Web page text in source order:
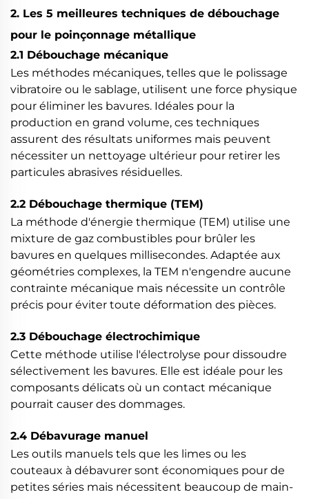
2. Les 5 meilleures techniques de débouchage
pour le poinçonnage métallique
2.1 Débouchage mécanique
Les méthodes mécaniques, telles que le polissage
vibratoire ou le sablage, utilisent une force physique
pour éliminer les bavures. Idéales pour la
production en grand volume, ces techniques
assurent des résultats uniformes mais peuvent
nécessiter un nettoyage ultérieur pour retirer les
particules abrasives résiduelles.
2.2 Débouchage thermique (TEM)
La méthode d'énergie thermique (TEM) utilise une
mixture de gaz combustibles pour brûler les
bavures en quelques millisecondes. Adaptée aux
géométries complexes, la TEM n'engendre aucune
contrainte mécanique mais nécessite un contrôle
précis pour éviter toute déformation des pièces.
2.3 Débouchage électrochimique
Cette méthode utilise l'électrolyse pour dissoudre
sélectivement les bavures. Elle est idéale pour les
composants délicats où un contact mécanique
pourrait causer des dommages.
2.4 Débavurage manuel
Les outils manuels tels que les limes ou les
couteaux à débavurer sont économiques pour de
petites séries mais nécessitent beaucoup de main-